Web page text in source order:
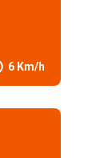
6 Km/h